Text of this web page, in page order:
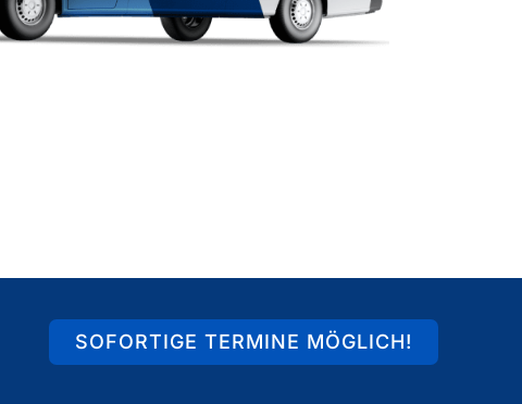
SOFORTIGE TERMINE MÖGLICH!